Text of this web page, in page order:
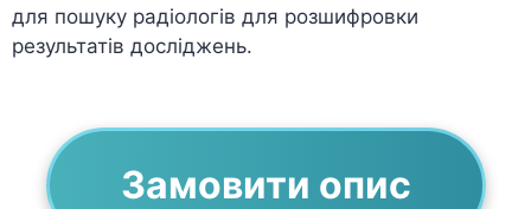
для пошуку радіологів для розшифровки
результатів досліджень.
Замовити опис